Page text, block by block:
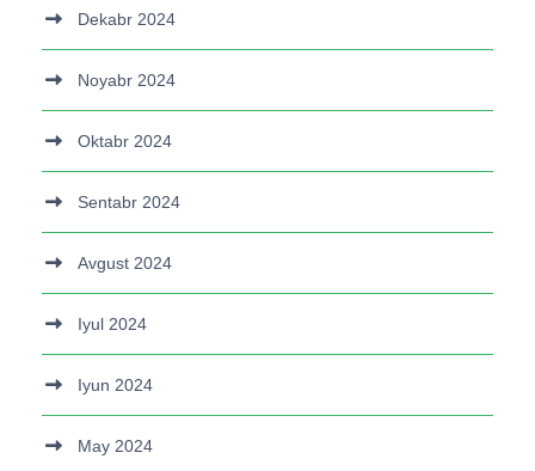
Dekabr 2024
Noyabr 2024
Oktabr 2024
Sentabr 2024
Avgust 2024
Iyul 2024
Iyun 2024
May 2024